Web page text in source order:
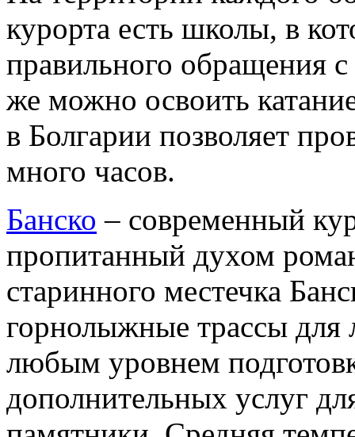
курорта есть школы, в
правильного обращения
же можно освоить
в Болгарии позволяет
много часов.
Банско – современный
пропитанный духом
старинного местечка
горнолыжные трассы для
любым уровнем
дополнительных услуг